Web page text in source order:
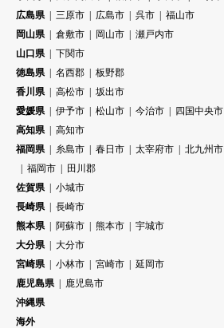
広島県
三原市 広島市 呉市
福山市
岡山県
倉敷市 岡山市
瀬戸内市
山口県
下関市
徳島県
名西郡
板野郡
香川県
高松市
坂出市
愛媛県
伊予市 松山市 今治市
四国中央市
高知県
高知市
福岡県
糸島市 春日市 太宰府市 北九州市
福岡市
田川郡
佐賀県
小城市
長崎県
長崎市
熊本県
阿蘇市 熊本市
宇城市
大分県
大分市
宮崎県
小林市 宮崎市
延岡市
鹿児島県
鹿児島市
沖縄県
海外